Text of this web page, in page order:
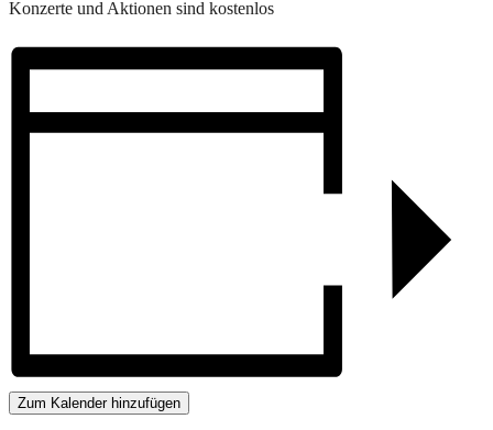
Konzerte und Aktionen sind kostenlos
Zum Kalender hinzufügen